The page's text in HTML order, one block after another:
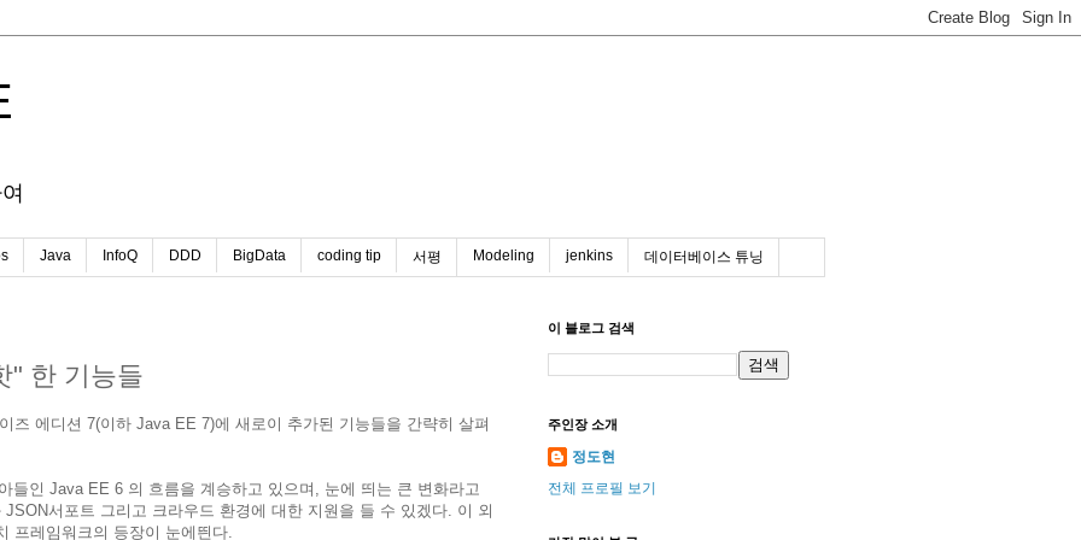
Java InfoQ DDD BigData coding tip 서평 Modeling jenkins 데이터베이스 튜닝
" 한 기능들
즈 에디션 7(이하 Java EE 7)에 새로이 추가된 기능들을 간략히 살펴
들인 Java EE 6 의 흐름을 계승하고 있으며, 눈에 띄는 큰 변화라고
서포트 그리고 크라우드 환경에 대한 지원을 들 수 있겠다. 이 외
프레임워크의 등장이 눈에띈다.
이 블로그 검색
주인장 소개
정도현
전체 프로필 보기